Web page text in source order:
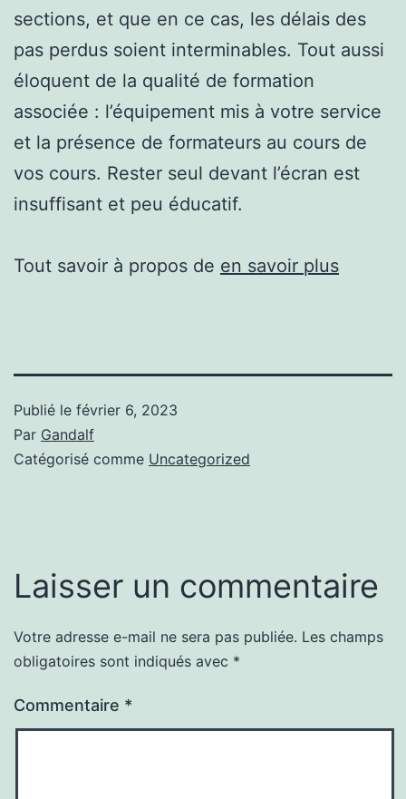
sections, et que en ce cas, les délais des
pas perdus soient interminables. Tout aussi
éloquent de la qualité de formation
associée : l’équipement mis à votre service
et la présence de formateurs au cours de
vos cours. Rester seul devant l’écran est
insuffisant et peu éducatif.
Tout savoir à propos de en savoir plus
Publié le février 6, 2023
Par Gandalf
Catégorisé comme Uncategorized
Laisser un commentaire
Votre adresse e-mail ne sera pas publiée. Les champs
obligatoires sont indiqués avec *
Commentaire *